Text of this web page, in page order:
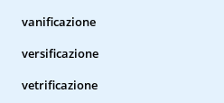
vanificazione
versificazione
vetrificazione